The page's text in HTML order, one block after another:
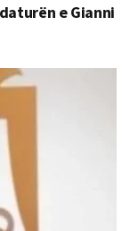
e Gianni